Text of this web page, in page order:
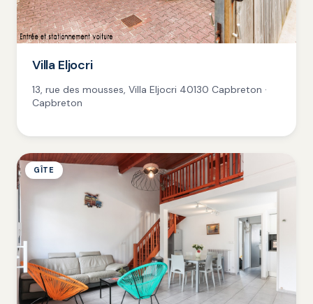
Villa Eljocri
13, rue des mousses, Villa Eljocri 40130 Capbreton ·
Capbreton
GÎTE